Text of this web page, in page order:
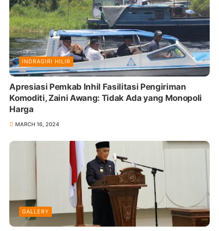
INDRAGIRI HILIR
Apresiasi Pemkab Inhil Fasilitasi Pengiriman
Komoditi, Zaini Awang: Tidak Ada yang Monopoli
Harga
MARCH 16, 2024
GALLERY